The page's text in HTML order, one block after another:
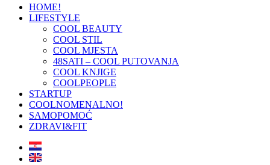
HOME!
LIFESTYLE
COOL BEAUTY
COOL STIL
COOL MJESTA
48SATI – COOL PUTOVANJA
COOL KNJIGE
COOLPEOPLE
STARTUP
COOLNOMENALNO!
SAMOPOMOĆ
ZDRAVI&FIT